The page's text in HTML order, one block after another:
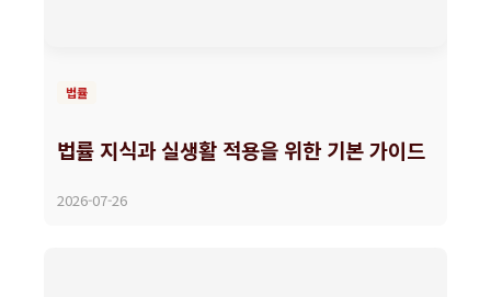
법률
법률 지식과 실생활 적용을 위한 기본 가이드
2026-07-26